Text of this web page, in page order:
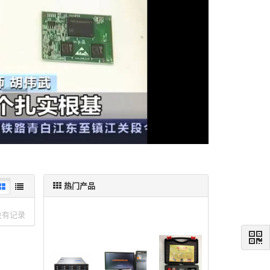
记录
热门产品